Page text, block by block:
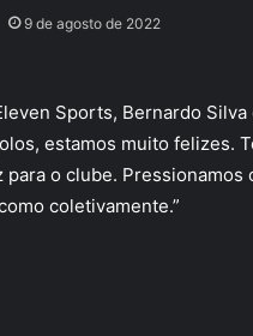
9 de agosto de 2022
Sports, Bernardo
estamos muito felizes.
para o clube.
coletivamente.”